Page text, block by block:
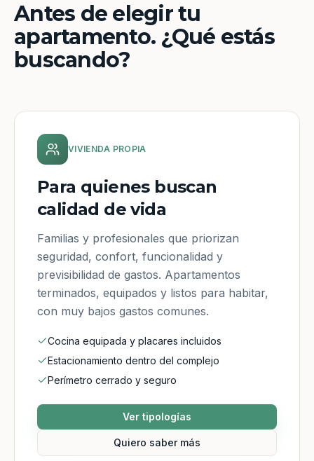
Antes de elegir tu
apartamento. ¿Qué estás
buscando?
VIVIENDA PROPIA
Para quienes buscan
calidad de vida
Familias y profesionales que priorizan
seguridad, confort, funcionalidad y
previsibilidad de gastos. Apartamentos
terminados, equipados y listos para habitar,
con muy bajos gastos comunes.
Cocina equipada y placares incluidos
Estacionamiento dentro del complejo
Perímetro cerrado y seguro
Ver tipologías
Quiero saber más